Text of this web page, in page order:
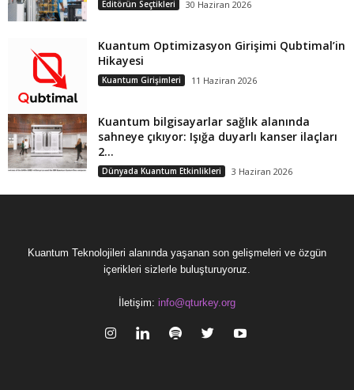
Editörün Seçtikleri 30 Haziran 2026
Kuantum Optimizasyon Girişimi Qubtimal’in
Hikayesi
Kuantum Girişimleri 11 Haziran 2026
Kuantum bilgisayarlar sağlık alanında
sahneye çıkıyor: Işığa duyarlı kanser ilaçları
2...
Dünyada Kuantum Etkinlikleri 3 Haziran 2026
Kuantum Teknolojileri alanında yaşanan son gelişmeleri ve özgün
içerikleri sizlerle buluşturuyoruz.
İletişim: info@qturkey.org